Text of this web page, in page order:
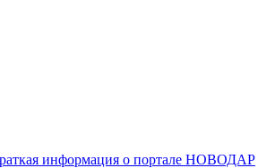
информация о портале НОВОДАР